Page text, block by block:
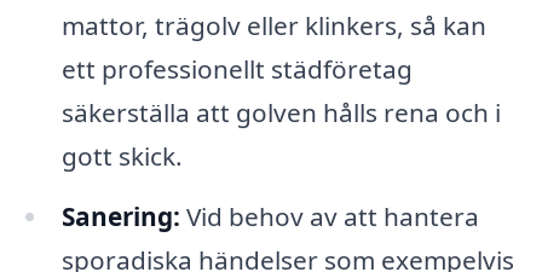
mattor, trägolv eller klinkers, så kan
ett professionellt städföretag
säkerställa att golven hålls rena och i
gott skick.
Sanering: Vid behov av att hantera
sporadiska händelser som exempelvis